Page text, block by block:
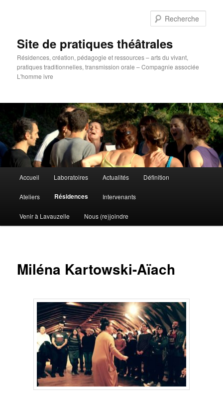
Site de pratiques théâtrales
Résidences, création, pédagogie et ressources – arts du vivant,
pratiques traditionnelles, transmission orale – Compagnie associée
L'homme ivre
principal
Accueil Laboratoires Actualités Définition
Ateliers Résidences Intervenants
Venir à Lavauzelle Nous (re)joindre
Miléna Kartowski-Aïach